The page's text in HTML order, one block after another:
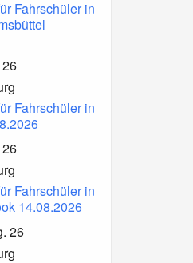
Fahrschüler in
Fahrschüler in
Fahrschüler in
14.08.2026
26